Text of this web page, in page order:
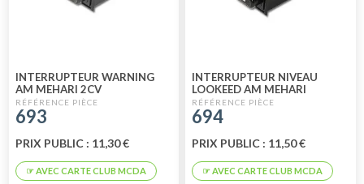
INTERRUPTEUR WARNING
AM MEHARI 2CV
693
PRIX PUBLIC : 11,30 €
INTERRUPTEUR NIVEAU
LOOKEED AM MEHARI
694
PRIX PUBLIC : 11,50 €